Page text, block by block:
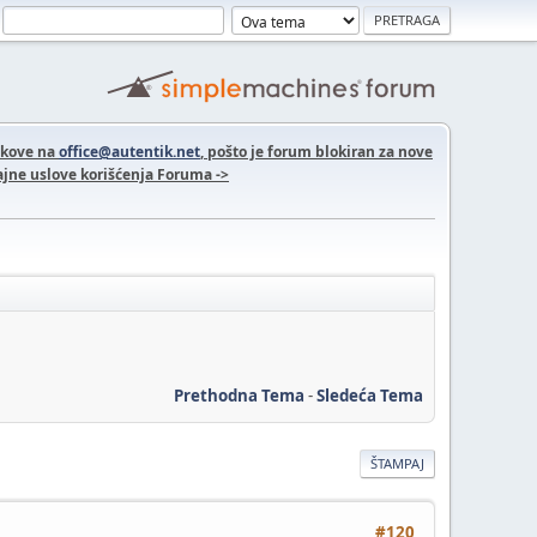
naoffice@autentik.net, pošto je forum blokiran za nove
uslove korišćenja Foruma ->
Prethodna Tema -Sledeća Tema
ŠTAMPAJ
#120